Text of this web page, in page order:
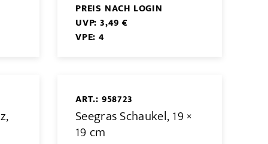
PREIS NACH LOGIN
UVP: 3,49 €
VPE: 4
ART.: 958723
Seegras Schaukel, 19 ×
19 cm